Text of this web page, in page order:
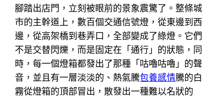
腳踏出店門，立刻被眼前的景象震驚了。整條城
市的主幹道上，數百個交通信號燈，從東邊到西
邊，從高架橋到巷弄口，全部變成了綠燈。它們
不是交替閃爍，而是固定在「通行」的狀態，同
時，每一個燈箱都發出了那種「咕嚕咕嚕」的聲
音，並且有一層淡淡的、熱氣騰包養感情騰的白
霧從燈箱的頂部冒出，散發出一種難以名狀的